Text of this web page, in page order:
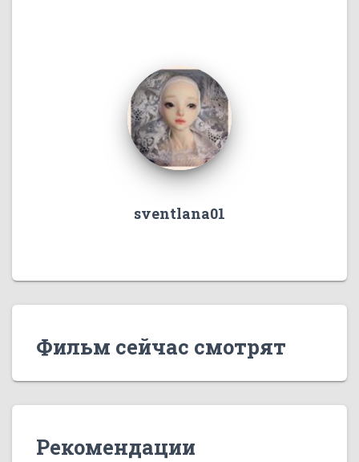
sventlana01
Фильм сейчас смотрят
Рекомендации